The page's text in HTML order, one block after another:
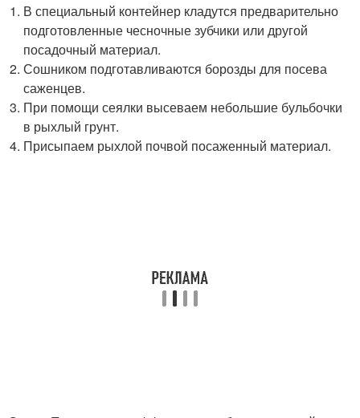
В специальный контейнер кладутся предварительно
подготовленные чесночные зубчики или другой
посадочный материал.
Сошником подготавливаются борозды для посева
саженцев.
При помощи сеялки высеваем небольшие бульбочки
в рыхлый грунт.
Присыпаем рыхлой почвой посаженный материал.